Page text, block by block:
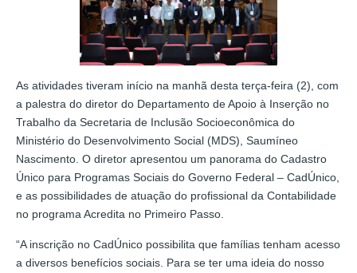
As atividades tiveram início na manhã desta terça-feira (2), com
a palestra do diretor do Departamento de Apoio à Inserção no
Trabalho da Secretaria de Inclusão Socioeconômica do
Ministério do Desenvolvimento Social (MDS), Saumíneo
Nascimento. O diretor apresentou um panorama do Cadastro
Único para Programas Sociais do Governo Federal – CadÚnico,
e as possibilidades de atuação do profissional da Contabilidade
no programa Acredita no Primeiro Passo.
“A inscrição no CadÚnico possibilita que famílias tenham acesso
a diversos benefícios sociais. Para se ter uma ideia do nosso